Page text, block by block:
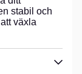
stabil och
växla